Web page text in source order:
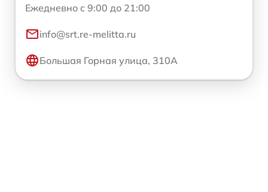
Ежедневно с 9:00 до 21:00
info@srt.re-melitta.ru
Большая Горная улица, 310А